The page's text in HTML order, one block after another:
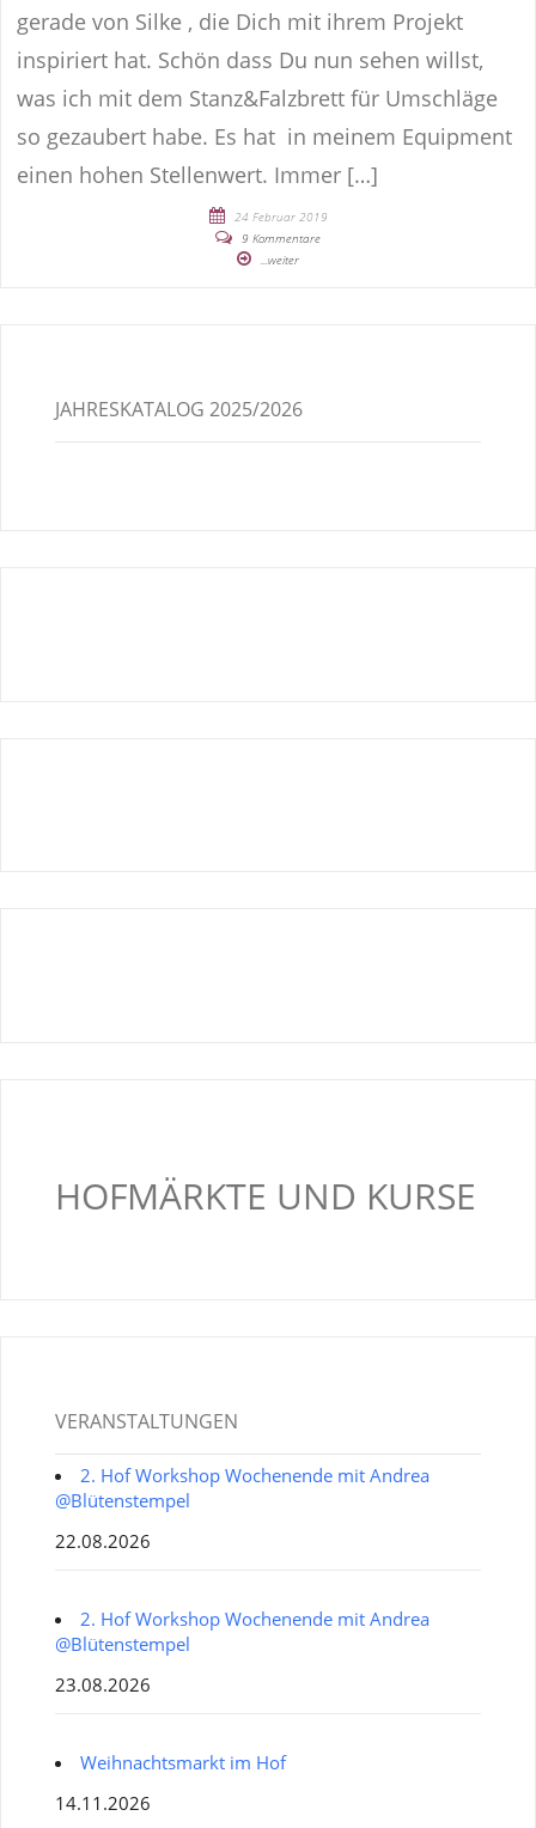
gerade von Silke , die Dich mit ihrem Projekt
inspiriert hat. Schön dass Du nun sehen willst,
was ich mit dem Stanz&Falzbrett für Umschläge
so gezaubert habe. Es hat in meinem Equipment
einen hohen Stellenwert. Immer […]
24 Februar 2019
9 Kommentare
...weiter
JAHRESKATALOG 2025/2026
HOFMÄRKTE UND KURSE
VERANSTALTUNGEN
2. Hof Workshop Wochenende mit Andrea
@Blütenstempel
22.08.2026
2. Hof Workshop Wochenende mit Andrea
@Blütenstempel
23.08.2026
Weihnachtsmarkt im Hof
14.11.2026